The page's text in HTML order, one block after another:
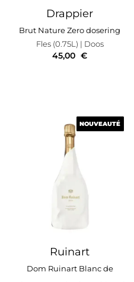
Drappier
Brut Nature Zero dosering
Fles (0.75L) | Doos
45,00 €
NOUVEAUTÉ
Ruinart
Dom Ruinart Blanc de
NOUVEAUTÉ